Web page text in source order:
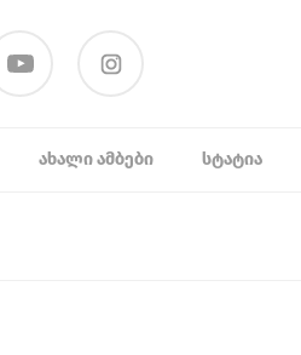
ᲐᲮᲐᲚᲘ ᲐᲛᲑᲔᲑᲘ ᲡᲢᲐᲢᲘᲐ